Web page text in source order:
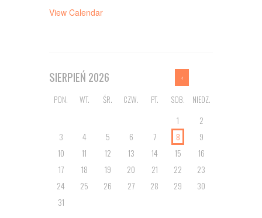
View Calendar
SIERPIEŃ 2026
PON. WT. ŚR. CZW. PT. SOB. NIEDZ.
1
2
3
4 5 6 7 8
9
10
11 12 13 14 15
16
17
18 19 20 21 22
23
24
25 26 27 28 29
30
31